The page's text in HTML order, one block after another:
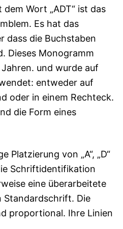
Wort „ADT“ ist das
Es hat das
dass die Buchstaben
Dieses Monogramm
und wurde auf
entweder auf
oder in einem Rechteck.
die Form eines
Platzierung von „A“, „D“
Schriftidentifikation
eine überarbeitete
Standardschrift. Die
proportional. Ihre Linien